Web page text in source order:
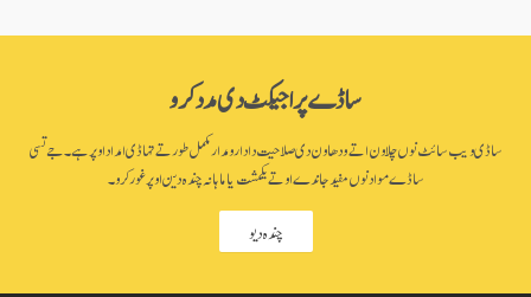
ساڈے پراجیکٹ دی مدد کرو
ساڈی ویب سائٹ نوں چلاون اتے ودھاون دی صلاحیت دا دارومدار مکمل طور تے تہاڈی امداد اوپر ہے۔ جے تسی
ساڈے مواد نوں مفید جاندے او تے یکمشت یا ماہانہ چندہ دین اوپر غور کرو۔
چندہ دیو